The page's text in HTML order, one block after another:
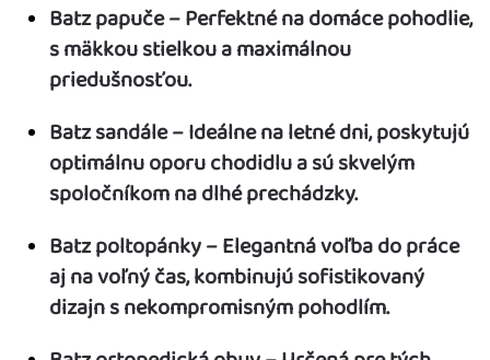
Batz papuče – Perfektné na domáce pohodlie,
s mäkkou stielkou a maximálnou
priedušnosťou.
Batz sandále – Ideálne na letné dni, poskytujú
optimálnu oporu chodidlu a sú skvelým
spoločníkom na dlhé prechádzky.
Batz poltopánky – Elegantná voľba do práce
aj na voľný čas, kombinujú sofistikovaný
dizajn s nekompromisným pohodlím.